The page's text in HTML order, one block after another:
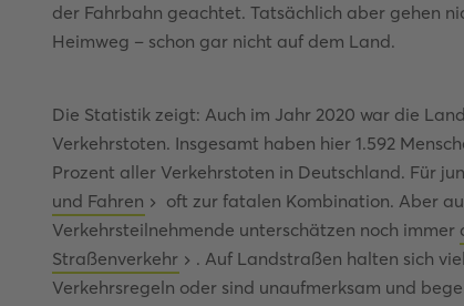
der Fahrbahn geachtet. Tatsächlich aber gehen
Heimweg – schon gar nicht auf dem Land.
Die Statistik zeigt: Auch im Jahr 2020 war die
Verkehrstoten. Insgesamt haben hier 1.592
Prozent aller Verkehrstoten in Deutschland. Für
und Fahren
oft zur fatalen Kombination. Aber
Verkehrsteilnehmende unterschätzen noch immer
Straßenverkehr
. Auf Landstraßen halten sich
Verkehrsregeln oder sind unaufmerksam und